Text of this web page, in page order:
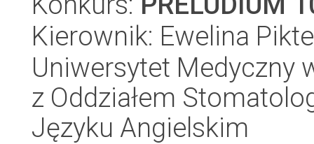
Kierownik: Ewelina
Uniwersytet Medyczny
z Oddziałem
Języku Angielskim